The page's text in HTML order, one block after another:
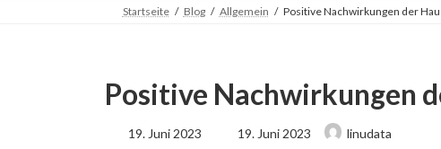
Startseite Blog Allgemein Positive Nachwirkungen der
Positive Nachwirkungen
19. Juni 2023
Last
updated
19. Juni 2023 linudata